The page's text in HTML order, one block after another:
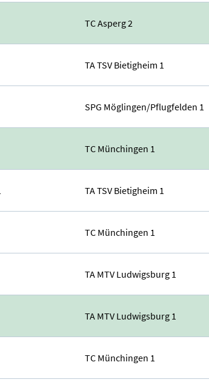
TC Asperg 2
TA TSV Bietigheim 1
SPG Möglingen/Pflugfelden 1
TC Münchingen 1
TA TSV Bietigheim 1
TC Münchingen 1
TA MTV Ludwigsburg 1
TA MTV Ludwigsburg 1
TC Münchingen 1